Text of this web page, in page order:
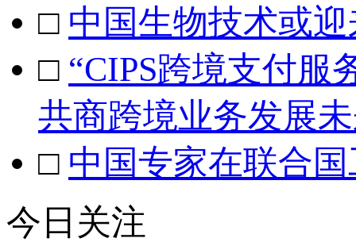
□ 中国生物技术或
□ “CIPS跨境支付服
共商跨境业务发展
□ 中国专家在联合
今日关注